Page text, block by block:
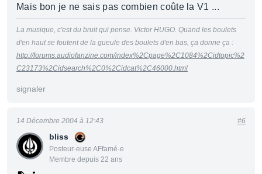
Mais bon je ne sais pas combien coûte la V1 ...
La musique, c'est du bruit qui pense. Victor HUGO. Quand les boulets
d'en haut se foutent de la gueule des boulets d'en bas, ça donne ça :
http://forums.audiofanzine.com/index%2Cpage%2C1084%2Cidtopic%2
C23173%2Cidsearch%2C0%2Cidcat%2C46000.html
signaler
bliss
Posteur·euse AFfamé·e
Membre depuis 22 ans
14 Décembre 2004 à 12:43 #6